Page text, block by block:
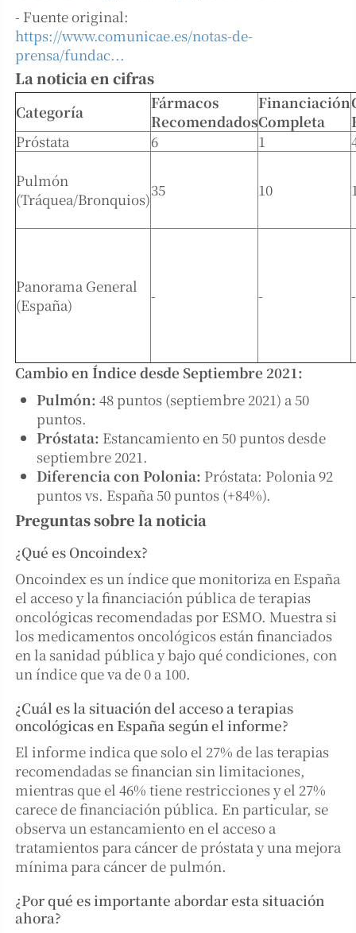
- Fuente original:
https://www.comunicae.es/notas-de-
prensa/fundac...
La noticia en cifras
Categoría
Fármacos
Recomendados
Financiación
Completa
Próstata
6 1
Pulmón
(Tráquea/Bronquios)35 10
Panorama General
(España)
- - -
Cambio en Índice desde Septiembre 2021:
Pulmón: 48 puntos (septiembre 2021) a 50
puntos.
Próstata: Estancamiento en 50 puntos desde
septiembre 2021.
Diferencia con Polonia: Próstata: Polonia 92
puntos vs. España 50 puntos (+84%).
Preguntas sobre la noticia
¿Qué es Oncoindex?
Oncoindex es un índice que monitoriza en España
el acceso y la financiación pública de terapias
oncológicas recomendadas por ESMO. Muestra si
los medicamentos oncológicos están financiados
en la sanidad pública y bajo qué condiciones, con
un índice que va de 0 a 100.
¿Cuál es la situación del acceso a terapias
oncológicas en España según el informe?
El informe indica que solo el 27% de las terapias
recomendadas se financian sin limitaciones,
mientras que el 46% tiene restricciones y el 27%
carece de financiación pública. En particular, se
observa un estancamiento en el acceso a
tratamientos para cáncer de próstata y una mejora
mínima para cáncer de pulmón.
¿Por qué es importante abordar esta situación
ahora?